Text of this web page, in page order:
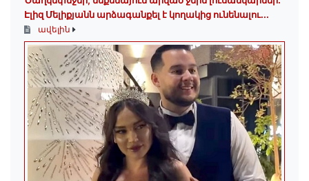
Էլիզ Մելիքյանն արձագանքել է կողակից ունենալու...
ավելին